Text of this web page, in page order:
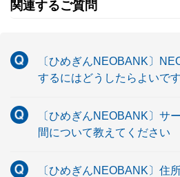
関連するご質問
〔ひめぎんNEOBANK〕
するにはどうしたらよいで
〔ひめぎんNEOBANK〕サ
間について教えてください
〔ひめぎんNEOBANK〕住